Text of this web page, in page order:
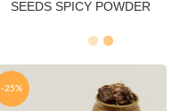
SEEDS SPICY POWDER
-25%